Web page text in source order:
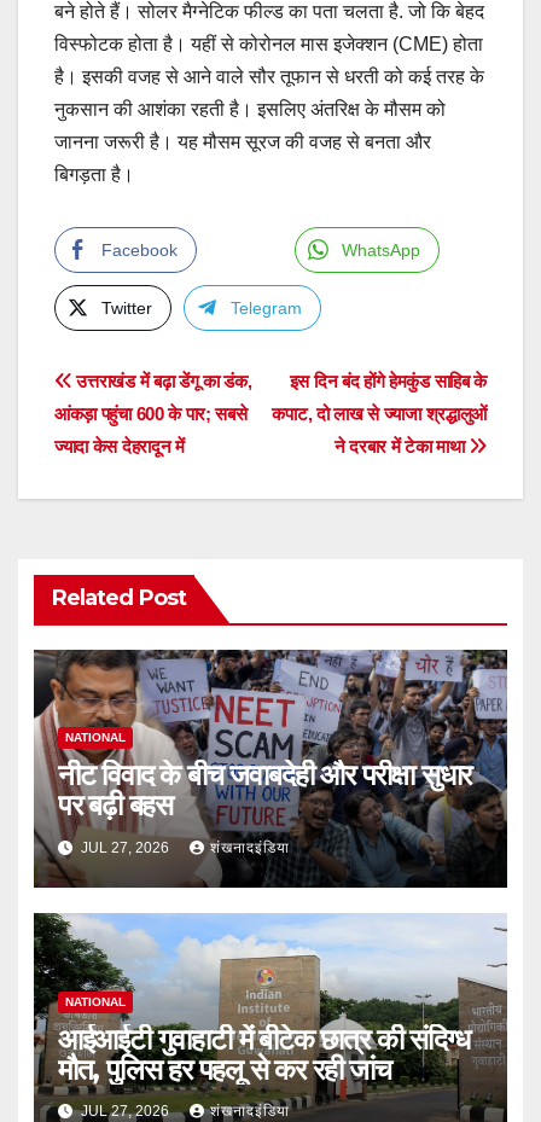
बने होते हैं। सोलर मैग्नेटिक फील्ड का पता चलता है. जो कि बेहद
विस्फोटक होता है। यहीं से कोरोनल मास इजेक्शन (CME) होता
है। इसकी वजह से आने वाले सौर तूफान से धरती को कई तरह के
नुकसान की आशंका रहती है। इसलिए अंतरिक्ष के मौसम को
जानना जरूरी है। यह मौसम सूरज की वजह से बनता और
बिगड़ता है।
Facebook WhatsApp
Twitter Telegram
Post
navigation
इस दिन बंद होंगे हेमकुंड साहिब के
कपाट, दो लाख से ज्याजा श्रद्धालुओं
ने दरबार में टेका माथा
उत्तराखंड में बढ़ा डेंगू का डंक,
आंकड़ा पहुंचा 600 के पार; सबसे
ज्यादा केस देहरादून में
Related Post
NATIONAL
नीट विवाद के बीच जवाबदेही और परीक्षा सुधार
पर बढ़ी बहस
JUL 27, 2026 शंखनादइंडिया
NATIONAL
आईआईटी गुवाहाटी में बीटेक छात्र की संदिग्ध
मौत, पुलिस हर पहलू से कर रही जांच
JUL 27, 2026 शंखनादइंडिया